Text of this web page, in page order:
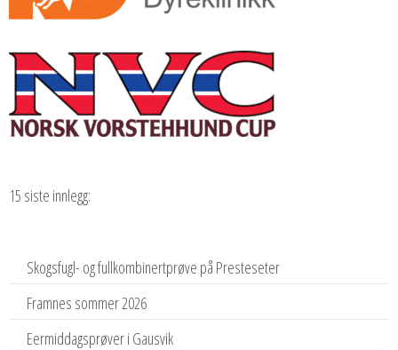
15 siste innlegg:
Skogsfugl- og fullkombinertprøve på Presteseter
Framnes sommer 2026
Eermiddagsprøver i Gausvik